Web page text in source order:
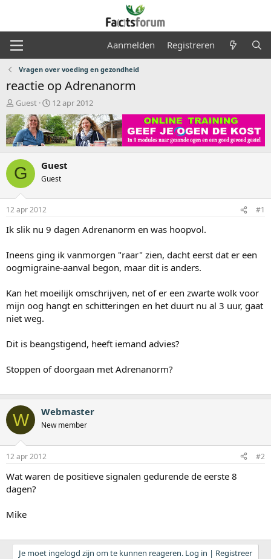
Aanmelden Registreren
Vragen over voeding en gezondheid
reactie op Adrenanorm
O
n
d
e
r
w
e
r
p
s
t
r
e
r
Guest
S
t
a
r
t
a
t
m
12 apr 2012
G Guest
Guest
12 apr 2012 #1
Ik slik nu 9 dagen Adrenanorm en was hoopvol.
Ineens ging ik vanmorgen "raar" zien, dacht eerst dat er een
oogmigraine-aanval begon, maar dit is anders.
Kan het moeilijk omschrijven, net of er een zwarte wolk voor
mijn oog hangt en schitteringen en het duurt nu al 3 uur, gaat
niet weg.
Dit is beangstigend, heeft iemand advies?
Stoppen of doorgaan met Adrenanorm?
W Webmaster
New member
12 apr 2012 #2
Wat waren de positieve signalen gedurende de eerste 8
dagen?
Mike
Je moet ingelogd zijn om te kunnen reageren. Log in | Registreer